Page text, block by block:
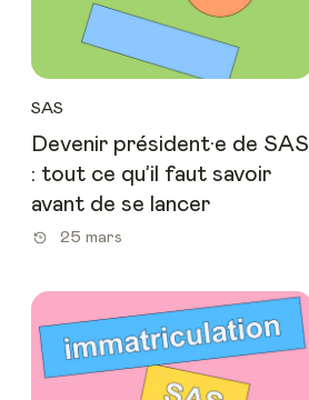
SAS
Devenir président·e de SAS
: tout ce qu’il faut savoir
avant de se lancer
25 mars